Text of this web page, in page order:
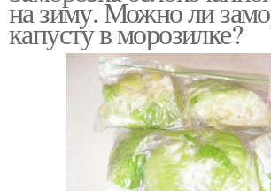
на зиму. Можно ли
капусту в морозилке?